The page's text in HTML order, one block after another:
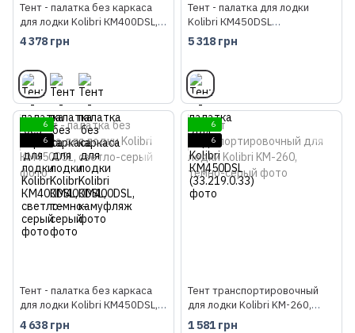
Тент - палатка без каркаса
для лодки Kolibri КM400DSL,
светло-серый
4 378 грн
Тент - палатка для лодки
Kolibri КМ450DSL
(33.219.0.33)
5 318 грн
6
6
Тент - палатка без каркаса
для лодки Kolibri КM450DSL,
светло-серый
4 638 грн
6
6
Тент транспортировочный
для лодки Kolibri KM-260,
темно-серый
1 581 грн